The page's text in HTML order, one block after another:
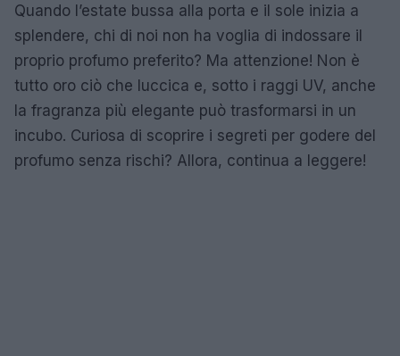
Quando l’estate bussa alla porta e il sole inizia a
splendere, chi di noi non ha voglia di indossare il
proprio profumo preferito? Ma attenzione! Non è
tutto oro ciò che luccica e, sotto i raggi UV, anche
la fragranza più elegante può trasformarsi in un
incubo. Curiosa di scoprire i segreti per godere del
profumo senza rischi? Allora, continua a leggere!